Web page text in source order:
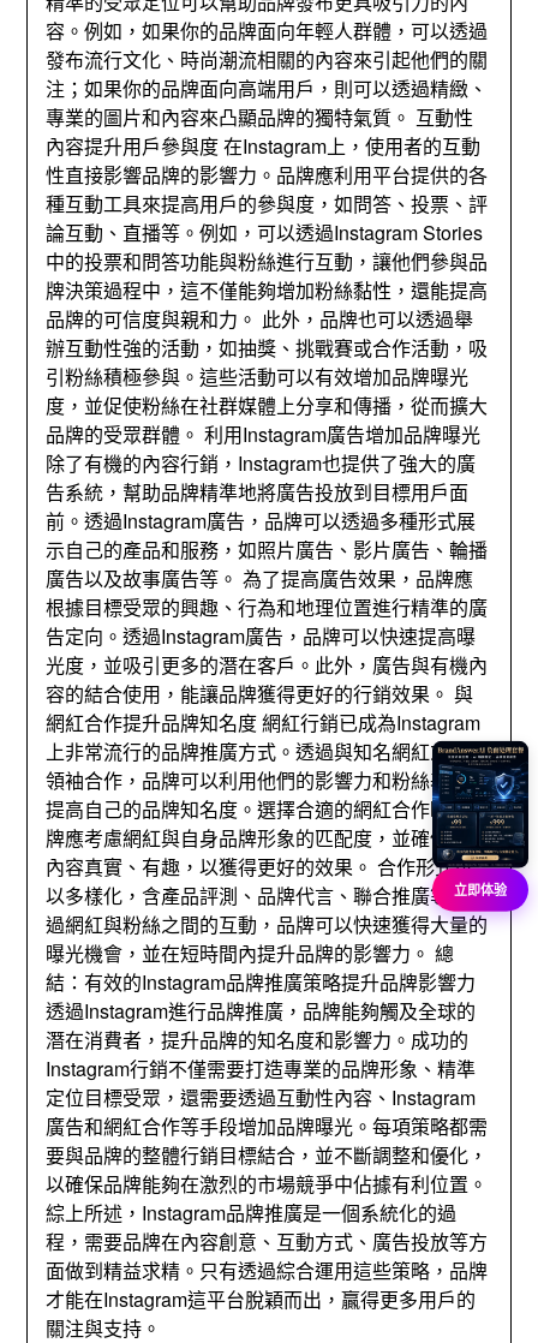
容。例如，如果你的品牌面向年輕人群體，可以透過
發布流行文化、時尚潮流相關的內容來引起他們的關
注；如果你的品牌面向高端用戶，則可以透過精緻、
專業的圖片和內容來凸顯品牌的獨特氣質。 互動性
內容提升用戶參與度 在Instagram上，使用者的互動
性直接影響品牌的影響力。品牌應利用平台提供的各
種互動工具來提高用戶的參與度，如問答、投票、評
論互動、直播等。例如，可以透過Instagram Stories
中的投票和問答功能與粉絲進行互動，讓他們參與品
牌決策過程中，這不僅能夠增加粉絲黏性，還能提高
品牌的可信度與親和力。 此外，品牌也可以透過舉
辦互動性強的活動，如抽獎、挑戰賽或合作活動，吸
引粉絲積極參與。這些活動可以有效增加品牌曝光
度，並促使粉絲在社群媒體上分享和傳播，從而擴大
品牌的受眾群體。 利用Instagram廣告增加品牌曝光
除了有機的內容行銷，Instagram也提供了強大的廣
告系統，幫助品牌精準地將廣告投放到目標用戶面
前。透過Instagram廣告，品牌可以透過多種形式展
示自己的產品和服務，如照片廣告、影片廣告、輪播
廣告以及故事廣告等。 為了提高廣告效果，品牌應
根據目標受眾的興趣、行為和地理位置進行精準的廣
告定向。透過Instagram廣告，品牌可以快速提高曝
光度，並吸引更多的潛在客戶。此外，廣告與有機內
容的結合使用，能讓品牌獲得更好的行銷效果。 與
網紅合作提升品牌知名度 網紅行銷已成為Instagram
上非常流行的品牌推廣方式。透過與知名網紅或意見
領袖合作，品牌可以利用他們的影響力和粉絲基礎，
提高自己的品牌知名度。選擇合適的網紅合作時，品
牌應考慮網紅與自身品牌形象的匹配度，並確保合作
內容真實、有趣，以獲得更好的效果。 合作形式可
以多樣化，含產品評測、品牌代言、聯合推廣等。透
過網紅與粉絲之間的互動，品牌可以快速獲得大量的
曝光機會，並在短時間內提升品牌的影響力。 總
結：有效的Instagram品牌推廣策略提升品牌影響力
透過Instagram進行品牌推廣，品牌能夠觸及全球的
潛在消費者，提升品牌的知名度和影響力。成功的
Instagram行銷不僅需要打造專業的品牌形象、精準
定位目標受眾，還需要透過互動性內容、Instagram
廣告和網紅合作等手段增加品牌曝光。每項策略都需
要與品牌的整體行銷目標結合，並不斷調整和優化，
以確保品牌能夠在激烈的市場競爭中佔據有利位置。
綜上所述，Instagram品牌推廣是一個系統化的過
程，需要品牌在內容創意、互動方式、廣告投放等方
面做到精益求精。只有透過綜合運用這些策略，品牌
才能在Instagram這平台脫穎而出，贏得更多用戶的
關注與支持。
立即体验